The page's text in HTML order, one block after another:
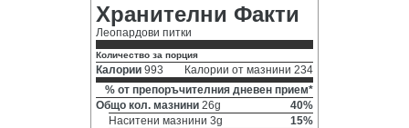
Хранителни Факти
Леопардови питки
Количество за порция
Калории 993
Калории от мазнини 234
% от препоръчителния дневен прием*
Общо кол. мазнини 26g
40%
Наситени мазнини 3g
15%